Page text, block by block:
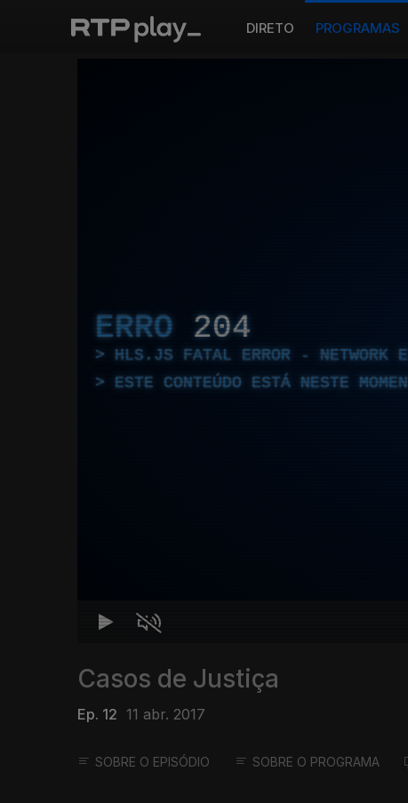
DIRETO PROGRAMAS
ERRO 204
HLS.JS FATAL ERROR - NETWORK
ESTE CONTEÚDO ESTÁ NESTE
Casos de Justiça
Ep. 12 11 abr. 2017
SOBRE O EPISÓDIO SOBRE O PROGRAMA